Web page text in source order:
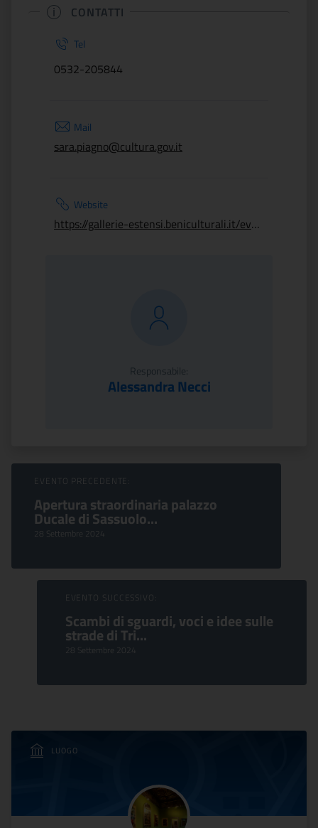
CONTATTI
Tel
0532-205844
Mail
sara.piagno@cultura.gov.it
Website
https://gallerie-estensi.beniculturali.it/events/apertura-straordinaria-pinacoteca-nazionale-con-visite-guidate/
Responsabile:
Alessandra Necci
Sfoglia Eventi
EVENTO PRECEDENTE:
Apertura straordinaria palazzo
Ducale di Sassuolo...
28 Settembre 2024
EVENTO SUCCESSIVO:
Scambi di sguardi, voci e idee sulle
strade di Tri...
28 Settembre 2024
LUOGO